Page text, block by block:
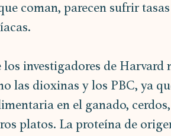
coman, parecen sufrir
investigadores de
las dioxinas y los PBC, ya
en el ganado,
platos. La proteína de